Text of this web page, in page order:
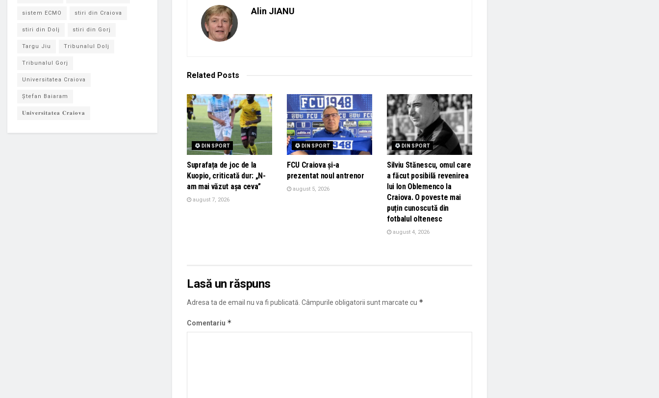
Alin JIANU
Related Posts
DIN SPORT
Suprafața de joc de la
Kuopio, criticată dur: „N-
am mai văzut așa ceva”
august 7, 2026
DIN SPORT
FCU Craiova și-a
prezentat noul antrenor
august 5, 2026
DIN SPORT
Silviu Stănescu, omul care
a făcut posibilă revenirea
lui Ion Oblemenco la
Craiova. O poveste mai
puțin cunoscută din
fotbalul oltenesc
august 4, 2026
Lasă un răspuns
Adresa ta de email nu va fi publicată. Câmpurile obligatorii sunt marcate cu *
Comentariu *
sistem ECMO stiri din Craiova
stiri din Dolj stiri din Gorj
Targu Jiu Tribunalul Dolj
Tribunalul Gorj
Universitatea Craiova
Ștefan Baiaram
𝐔𝐧𝐢𝐯𝐞𝐫𝐬𝐢𝐭𝐚𝐭𝐞𝐚 𝐂𝐫𝐚𝐢𝐨𝐯𝐚